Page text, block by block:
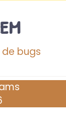
bugs